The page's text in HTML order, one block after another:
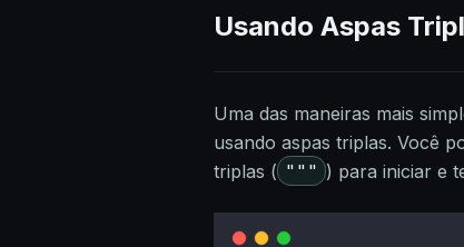
Usando Aspas
Uma das maneiras mais
usando aspas triplas. Você
triplas ( """ ) para iniciar e